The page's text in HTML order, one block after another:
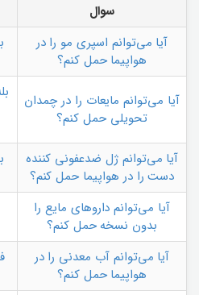
سوال
آیا می‌توانم اسپری مو را در
هواپیما حمل کنم؟
آیا می‌توانم مایعات را در چمدان
تحویلی حمل کنم؟
آیا می‌توانم ژل ضدعفونی کننده
دست را در هواپیما حمل کنم؟
آیا می‌توانم داروهای مایع را
بدون نسخه حمل کنم؟
آیا می‌توانم آب معدنی را در
هواپیما حمل کنم؟